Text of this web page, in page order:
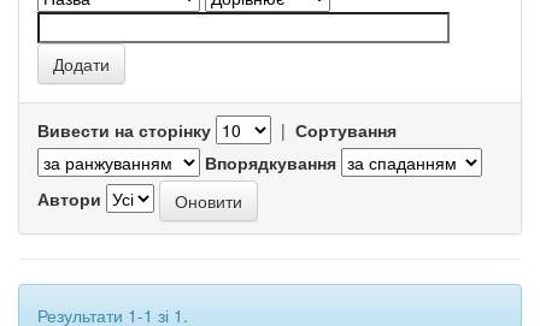
Вивести на сторінку | Сортування
Впорядкування
Автори
Результати 1-1 зі 1.